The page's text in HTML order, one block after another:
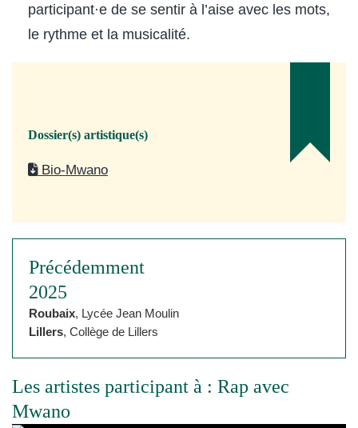
participant·e de se sentir à l’aise avec les mots,
le rythme et la musicalité.
Dossier(s) artistique(s)
Bio-Mwano
Précédemment
2025
Roubaix, Lycée Jean Moulin
Lillers, Collège de Lillers
Les artistes participant à : Rap avec
Mwano